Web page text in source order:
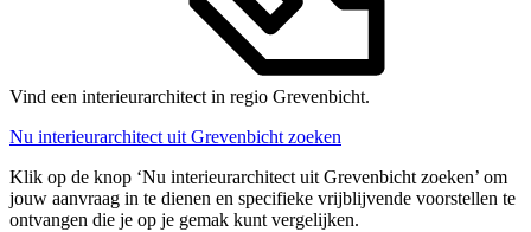
Vind een interieurarchitect in regio Grevenbicht.
Nu interieurarchitect uit Grevenbicht zoeken
Klik op de knop ‘Nu interieurarchitect uit Grevenbicht zoeken’ om
jouw aanvraag in te dienen en specifieke vrijblijvende voorstellen te
ontvangen die je op je gemak kunt vergelijken.